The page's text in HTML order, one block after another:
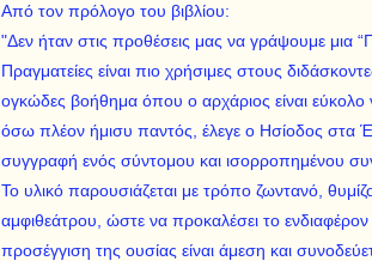
Από τον πρόλογο του βιβλίου:
"Δεν ήταν στις προθέσεις μας να γράψουμε μια
Πραγματείες είναι πιο χρήσιμες στους
ογκώδες βοήθημα όπου ο αρχάριος είναι εύκολο
όσω πλέον ήμισυ παντός, έλεγε ο Ησίοδος στα
συγγραφή ενός σύντομου και ισορροπημένου
Το υλικό παρουσιάζεται με τρόπο ζωντανό,
αμφιθεάτρου, ώστε να προκαλέσει το
προσέγγιση της ουσίας είναι άμεση και